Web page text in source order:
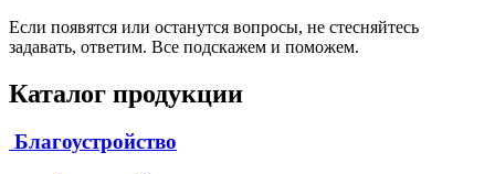
Если появятся или останутся вопросы, не стесняйтесь
задавать, ответим. Все подскажем и поможем.
Каталог продукции
Благоустройство